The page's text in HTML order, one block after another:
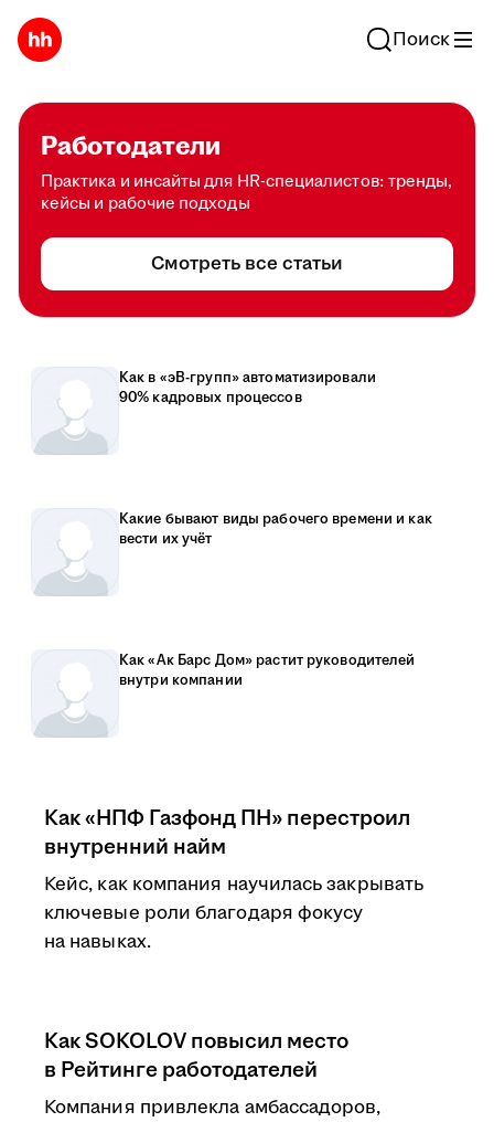
Поиск
Работодатели
Практика и инсайты для HR-специалистов: тренды,
кейсы и рабочие подходы
Смотреть все статьи
Как в «эВ-групп» автоматизировали
90% кадровых процессов
Какие бывают виды рабочего времени и как
вести их учёт
Как «Ак Барс Дом» растит руководителей
внутри компании
Как «НПФ Газфонд ПН» перестроил
внутренний найм
Кейс, как компания научилась закрывать
ключевые роли благодаря фокусу
на навыках.
Как SOKOLOV повысил место
в Рейтинге работодателей
Компания привлекла амбассадоров,